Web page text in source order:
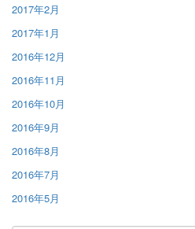
2017年2月
2017年1月
2016年12月
2016年11月
2016年10月
2016年9月
2016年8月
2016年7月
2016年5月